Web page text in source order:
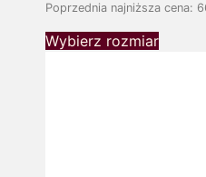
Poprzednia najniższa cena:
Wybierz rozmiar